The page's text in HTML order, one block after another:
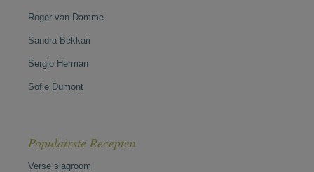
Roger van Damme
Sandra Bekkari
Sergio Herman
Sofie Dumont
Populairste Recepten
Verse slagroom